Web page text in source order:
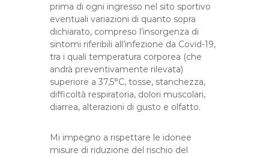
prima di ogni ingresso nel sito sportivo
eventuali variazioni di quanto sopra
dichiarato, compreso l’insorgenza di
sintomi riferibili all’infezione da Covid-19,
tra i quali temperatura corporea (che
andrà preventivamente rilevata)
superiore a 37,5°C, tosse, stanchezza,
difficoltà respiratoria, dolori muscolari,
diarrea, alterazioni di gusto e olfatto.
Mi impegno a rispettare le idonee
misure di riduzione del rischio del